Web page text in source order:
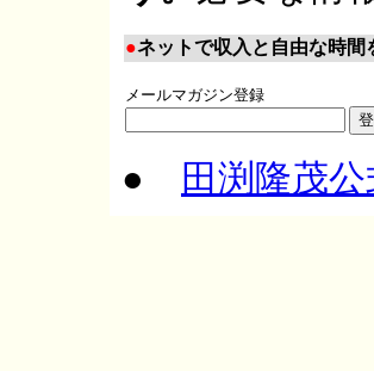
●ネットで収入と自由な時間
メールマガジン登録
● 田渕隆茂公